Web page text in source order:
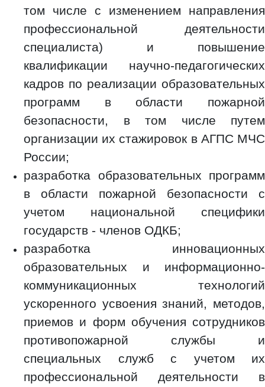
том числе с изменением направления
профессиональной деятельности
специалиста) и повышение
квалификации научно-педагогических
кадров по реализации образовательных
программ в области пожарной
безопасности, в том числе путем
организации их стажировок в АГПС МЧС
России;
разработка образовательных программ
в области пожарной безопасности с
учетом национальной специфики
государств - членов ОДКБ;
разработка инновационных
образовательных и информационно-
коммуникационных технологий
ускоренного усвоения знаний, методов,
приемов и форм обучения сотрудников
противопожарной службы и
специальных служб с учетом их
профессиональной деятельности в